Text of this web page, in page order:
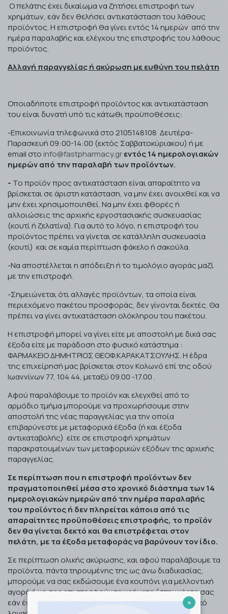
Ο πελάτης έχει δικαίωμα να ζητήσει επιστροφή των
χρημάτων, εάν δεν θελήσει αντικατάσταση του λάθους
προϊόντος. Η επιστροφή θα γίνει εντός 14 ημερών από την
ημέρα παραλαβής και ελέγχου της επιστροφής του λάθους
προϊόντος.
Αλλαγή παραγγελίας ή ακύρωση με ευθύνη του πελάτη
Οποιαδήποτε επιστροφή προϊόντος και αντικατάσταση
του είναι δυνατή υπό τις κάτωθι προϋποθέσεις:
-Επικοινωνία τηλεφωνικά στο 2105148108 Δευτέρα-
Παρασκευή 09:00-14:00 (εκτός Σαββατοκύριακου) ή με
email στοinfo@fastpharmacy.grεντός 14 ημερολογιακών
ημερών από την παραλαβή των προϊόντων.
- Το προϊόν προς αντικατάσταση είναι απαραίτητο να
βρίσκεται σε άριστη κατάσταση, να μην έχει ανοιχθεί και να
μην έχει χρησιμοποιηθεί. Να μην έχει φθορές ή
αλλοιώσεις της αρχικής εργοστασιακής συσκευασίας
(κουτί ή ζελατίνα). Για αυτό το λόγο, η επιστροφή του
προϊόντος πρέπει να γίνεται σε κατάλληλη συσκευασία
(κουτί) και σε καμία περίπτωση φάκελο ή σακούλα.
-Να αποστέλλεται η απόδειξη ή το τιμολόγιο αγοράς μαζί
με την επιστροφή.
-Σημειώνεται ότι αλλαγές προϊόντων, τα οποία είναι
περιεχόμενο πακέτου προσφοράς, δεν γίνονται δεκτές. Θα
πρέπει να γίνει αντικατάσταση ολόκληρου του πακέτου.
Η επιστροφή μπορεί να γίνει είτε με αποστολή με δικά σας
έξοδα είτε με παράδοση στο φυσικό κατάστημα :
ΦΑΡΜΑΚΕΙΟ ΔΗΜΗΤΡΙΟΣ ΘΕΟΦ.ΚΑΡΑΚΑΤΣΟΥΛΗΣ. Η έδρα
της επιχείρησή μας βρίσκεται στον Κολωνό επί της οδού
Ιωαννίνων 77, 104 44, μεταξύ 09.00 -17.00 .
Αφού παραλάβουμε το προϊόν και ελεγχθεί από το
αρμόδιο τμήμα μπορούμε να προχωρήσουμε στην
αποστολή της νέας παραγγελίας για την οποία
επιβαρύνεστε με μεταφορικά έξοδα (ή και έξοδα
αντικαταβολής) είτε σε επιστροφή χρημάτων
παρακρατουμένων των μεταφορικών εξόδων της αρχικής
παραγγελίας.
Σε περίπτωση που η επιστροφή προϊόντων δεν
πραγματοποιηθεί μέσα στο χρονικό διάστημα των 14
ημερολογιακών ημερών από την ημέρα παραλαβής
του προϊόντος ή δεν πληρείται κάποια από τις
απαραίτητες προϋποθέσεις επιστροφής, το προϊόν
δεν θα γίνεται δεκτό και θα επιστρέφεται στον
πελάτη, με τα έξοδα μεταφοράς να βαρύνουν τον ίδιο.
Σε περίπτωση ολικής ακύρωσης, και αφού παραλάβουμε τα
προϊόντα, πάντα τηρουμένης της ως άνω διαδικασίας,
μπορούμε να σας εκδώσουμε ένα κουπόνι για μελλοντική
αγορά ή να σας επιστραφούν τα χρήματα (στην κάρτα σας
εάν έγινε η πληρωμή με τραπεζική κάρτα ή σε τραπεζικό
×